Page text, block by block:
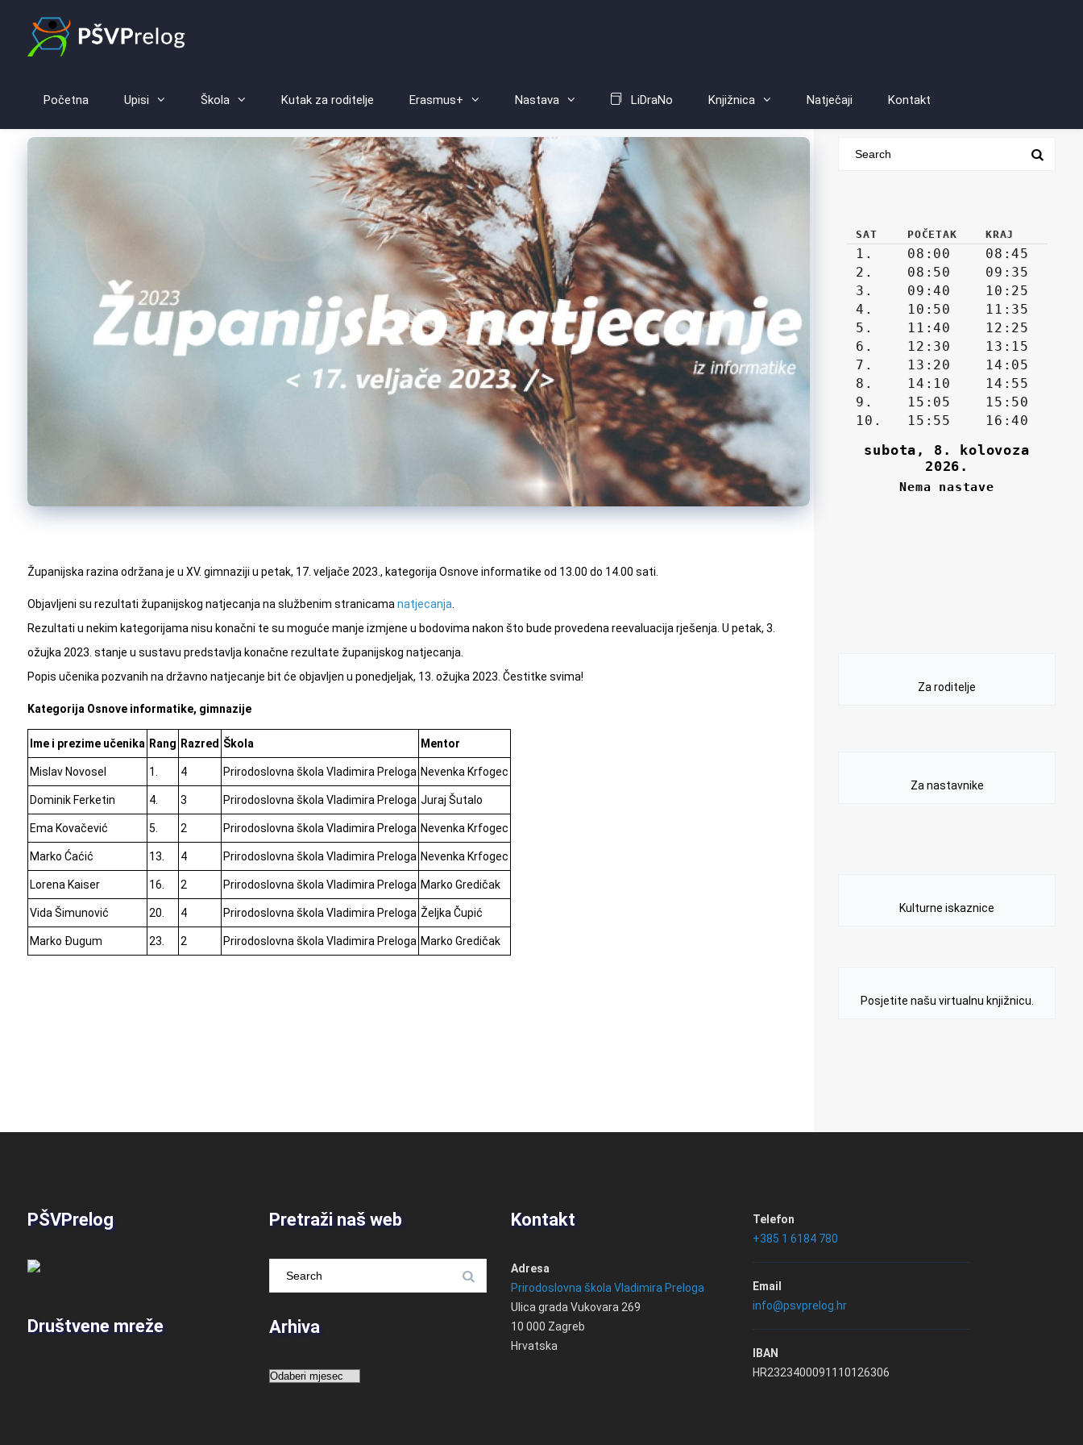
Početna Upisi Škola Kutak za roditelje Erasmus+ Nastava LiDraNo Knjižnica Natječaji Kontakt
Županijska razina održana je u XV. gimnaziji u petak, 17. veljače 2023., kategorija Osnove informatike od 13.00 do 14.00 sati.
Objavljeni su rezultati županijskog natjecanja na službenim stranicama natjecanja
Rezultati u nekim kategorijama nisu konačni te su moguće manje izmjene u bodovima nakon što bude provedena reevaluacija rješenja. U petak, 3.
ožujka 2023. stanje u sustavu predstavlja konačne rezultate županijskog natjecanja.
Popis učenika pozvanih na državno natjecanje bit će objavljen u ponedjeljak, 13. ožujka 2023. Čestitke svima!
Kategorija Osnove informatike, gimnazije
Ime i prezime učenika Rang Razred Škola Mentor
Mislav Novosel 1. 4 Prirodoslovna škola Vladimira Preloga Nevenka Krfogec
Dominik Ferketin 4. 3 Prirodoslovna škola Vladimira Preloga Juraj Šutalo
Ema Kovačević 5. 2 Prirodoslovna škola Vladimira Preloga Nevenka Krfogec
Marko Ćaćić 13. 4 Prirodoslovna škola Vladimira Preloga Nevenka Krfogec
Lorena Kaiser 16. 2 Prirodoslovna škola Vladimira Preloga Marko Gredičak
Vida Šimunović 20. 4 Prirodoslovna škola Vladimira Preloga Željka Čupić
Marko Đugum 23. 2 Prirodoslovna škola Vladimira Preloga Marko Gredičak
Za roditelje
Za nastavnike
Kulturne iskaznice
Posjetite našu virtualnu knjižnicu.
PŠVPrelog
Društvene mreže
Pretraži naš web
Arhiva
Arhiva
Kontakt
Adresa
Prirodoslovna škola Vladimira Preloga
Ulica grada Vukovara 269
10 000 Zagreb
Hrvatska
Telefon
+385 1 6184 780
Email
info@psvprelog.hr
IBAN
HR2323400091110126306